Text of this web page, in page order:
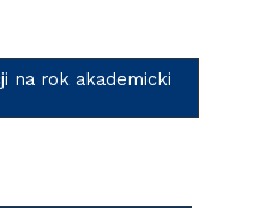
na rok akademicki